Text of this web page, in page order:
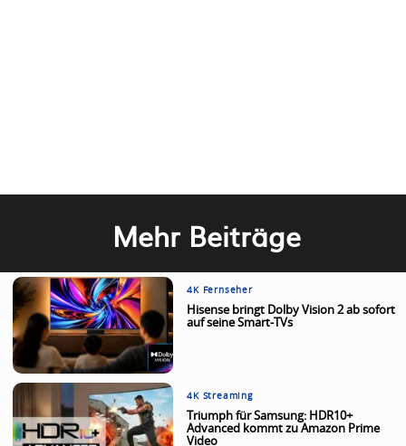
Mehr Beiträge
4K Fernseher
Hisense bringt Dolby Vision 2 ab sofort
auf seine Smart-TVs
4K Streaming
Triumph für Samsung: HDR10+
Advanced kommt zu Amazon Prime
Video